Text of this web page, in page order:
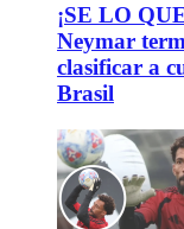
¡SE LO
Neymar
clasificar a
Brasil